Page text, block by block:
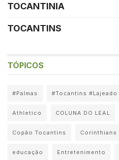
TOCANTINIA
TOCANTINS
TÓPICOS
#Palmas #Tocantins #Lajeado
Athletico COLUNA DO LEAL
Copão Tocantins Corinthians
educação Entretenimento